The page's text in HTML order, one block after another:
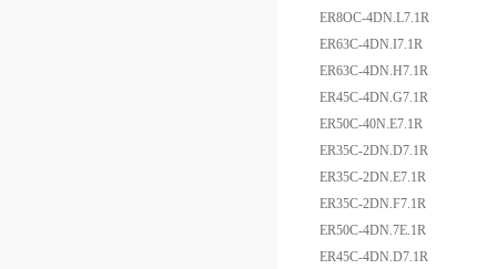
ER8OC-4DN.L7.1R
ER63C-4DN.I7.1R
ER63C-4DN.H7.1R
ER45C-4DN.G7.1R
ER50C-40N.E7.1R
ER35C-2DN.D7.1R
ER35C-2DN.E7.1R
ER35C-2DN.F7.1R
ER50C-4DN.7E.1R
ER45C-4DN.D7.1R